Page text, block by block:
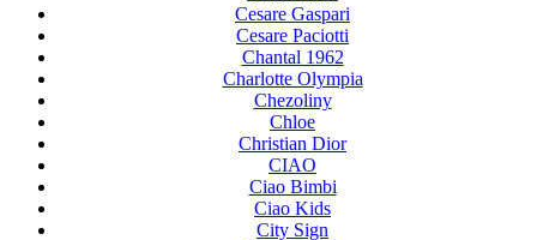
Cesare Gaspari
Cesare Paciotti
Chantal 1962
Charlotte Olympia
Chezoliny
Chloe
Christian Dior
CIAO
Ciao Bimbi
Ciao Kids
City Sign